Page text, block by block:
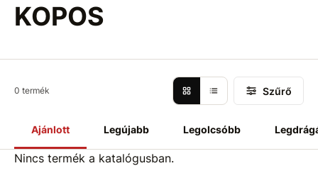
KOPOS
Ajánlott Legújabb Legolcsóbb
0 termék Szűrő
Nincs termék a katalógusban.